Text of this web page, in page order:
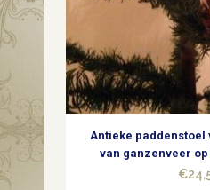
Antieke paddenstoel
van ganzenveer
€